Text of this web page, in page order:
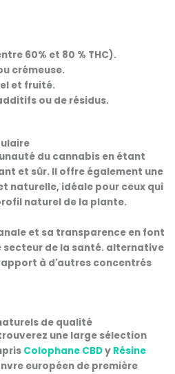
60% et 80 % THC).
crémeuse.
et fruité.
ou de résidus.
du cannabis en étant
et sûr. Il offre également une
naturelle, idéale pour ceux qui
naturel de la plante.
et sa transparence en font
secteur de la santé. alternative
à d'autres concentrés
de qualité
une large sélection
Colophane CBDy Résine
européen de première